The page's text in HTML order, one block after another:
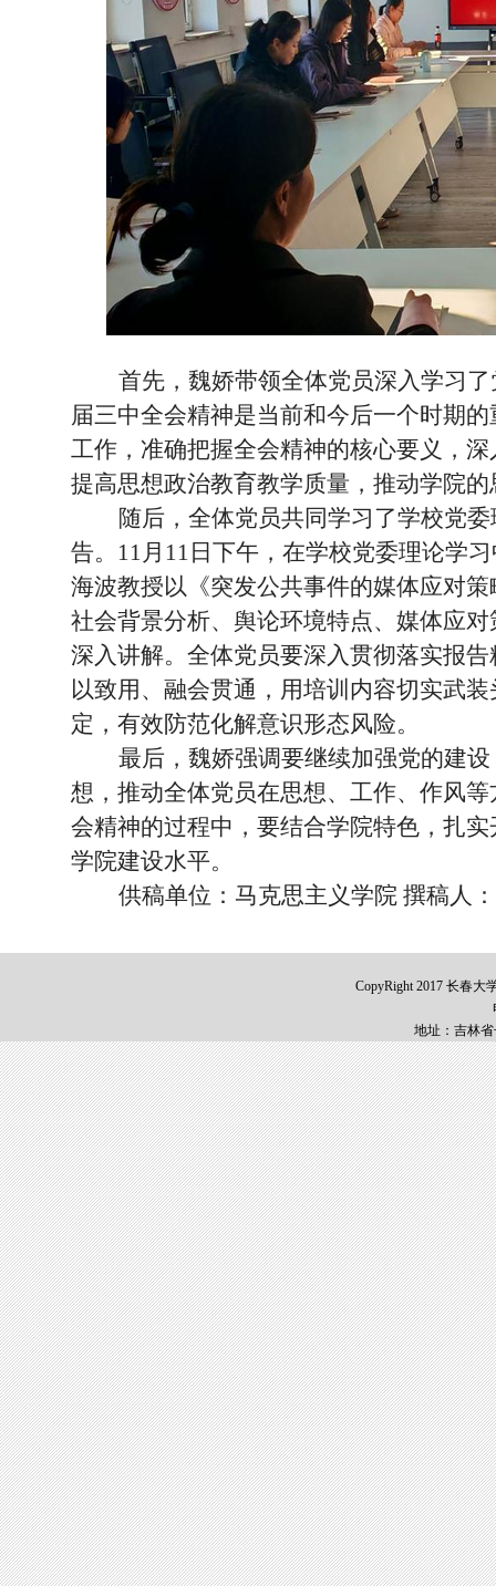
首先，魏娇带领全体党员深入学习
届三中全会精神是当前和今后一个时期
工作，准确把握全会精神的核心要义，
提高思想政治教育教学质量，推动学院
随后，全体党员共同学习了学校党
告。 11月11日下午，在学校党委理论学
海波教授以《突发公共事件的媒体应对
社会背景分析、舆论环境特点、媒体应
深入讲解。全体党员要深入贯彻落实报
以致用、融会贯通，用培训内容切实武
定，有效防范化解意识形态风险。
最后，魏娇强调要继续加强党的建
想，推动全体党员在思想、工作、作风
会精神的过程中，要结合学院特色，扎
学院建设水平。
供稿单位：马克思主义学院 撰稿人
CopyRight 2017 长春大
地址：吉林